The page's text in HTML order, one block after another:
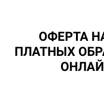
ОФЕРТА
ПЛАТНЫХ